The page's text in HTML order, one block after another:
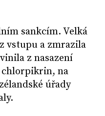
sankcím. Velká
vstupu a zmrazila
z nasazení
na
úřady